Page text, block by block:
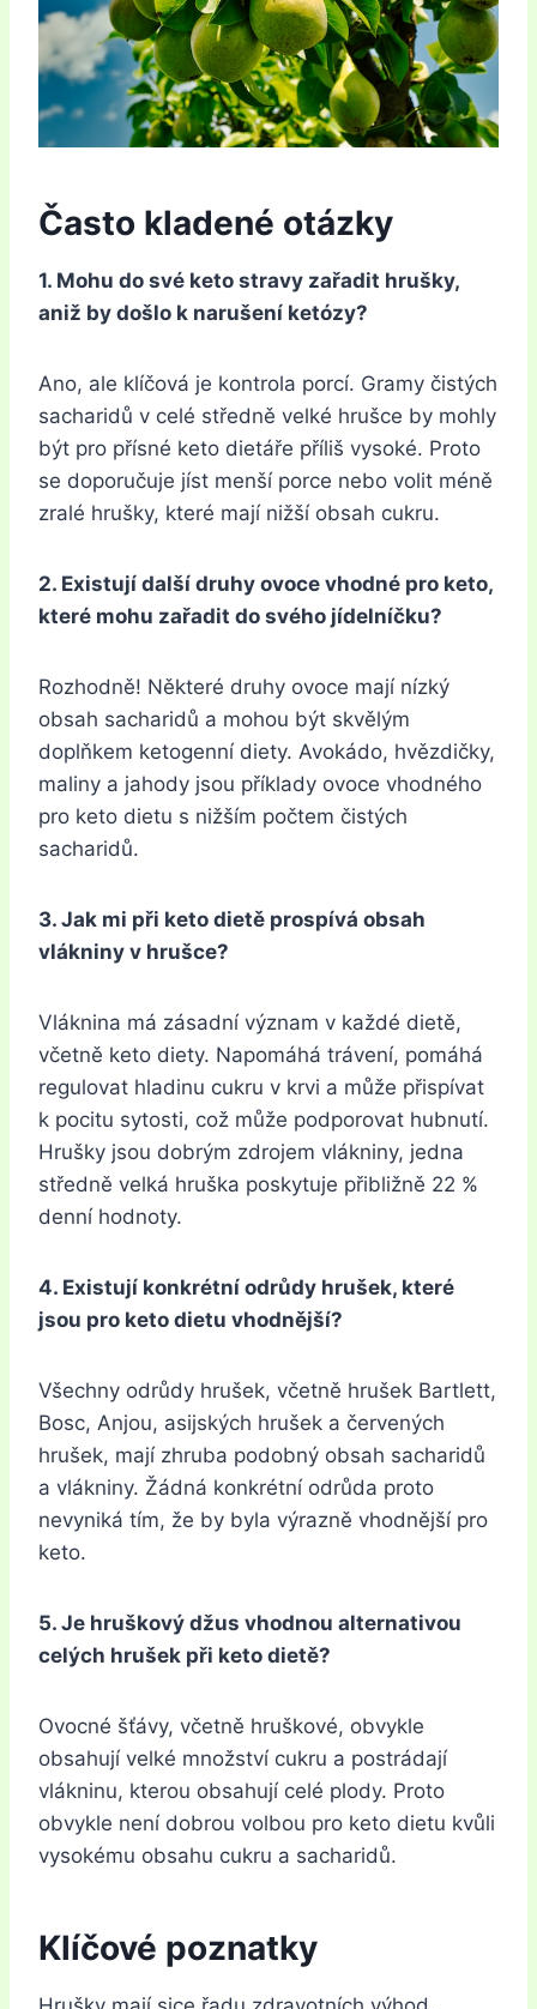
Často kladené otázky
1. Mohu do své keto stravy zařadit hrušky,
aniž by došlo k narušení ketózy?
Ano, ale klíčová je kontrola porcí. Gramy čistých
sacharidů v celé středně velké hrušce by mohly
být pro přísné keto dietáře příliš vysoké. Proto
se doporučuje jíst menší porce nebo volit méně
zralé hrušky, které mají nižší obsah cukru.
2. Existují další druhy ovoce vhodné pro keto,
které mohu zařadit do svého jídelníčku?
Rozhodně! Některé druhy ovoce mají nízký
obsah sacharidů a mohou být skvělým
doplňkem ketogenní diety. Avokádo, hvězdičky,
maliny a jahody jsou příklady ovoce vhodného
pro keto dietu s nižším počtem čistých
sacharidů.
3. Jak mi při keto dietě prospívá obsah
vlákniny v hrušce?
Vláknina má zásadní význam v každé dietě,
včetně keto diety. Napomáhá trávení, pomáhá
regulovat hladinu cukru v krvi a může přispívat
k pocitu sytosti, což může podporovat hubnutí.
Hrušky jsou dobrým zdrojem vlákniny, jedna
středně velká hruška poskytuje přibližně 22 %
denní hodnoty.
4. Existují konkrétní odrůdy hrušek, které
jsou pro keto dietu vhodnější?
Všechny odrůdy hrušek, včetně hrušek Bartlett,
Bosc, Anjou, asijských hrušek a červených
hrušek, mají zhruba podobný obsah sacharidů
a vlákniny. Žádná konkrétní odrůda proto
nevyniká tím, že by byla výrazně vhodnější pro
keto.
5. Je hruškový džus vhodnou alternativou
celých hrušek při keto dietě?
Ovocné šťávy, včetně hruškové, obvykle
obsahují velké množství cukru a postrádají
vlákninu, kterou obsahují celé plody. Proto
obvykle není dobrou volbou pro keto dietu kvůli
vysokému obsahu cukru a sacharidů.
Klíčové poznatky